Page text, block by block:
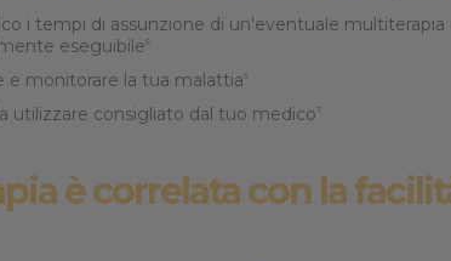
i tempi di assunzione di un'eventuale
eseguibile6
e monitorare la tua malattia6
utilizzare consigliato dal tuo medico7
è correlata con la